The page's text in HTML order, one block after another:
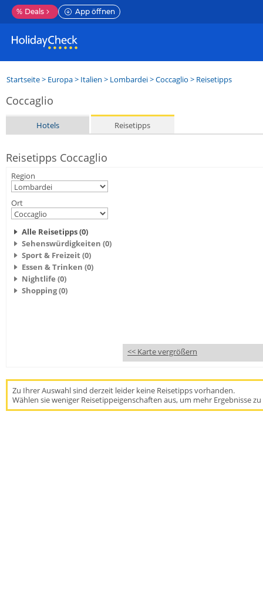
% Deals App öffnen
Startseite> Europa> Italien > Lombardei>Coccaglio > Reisetipps
Coccaglio
Hotels Reisetipps
Reisetipps Coccaglio
Region
Ort
Alle Reisetipps (0)
Sehenswürdigkeiten (0)
Sport & Freizeit (0)
Essen & Trinken (0)
Nightlife (0)
Shopping (0)
<< Karte vergrößern
Zu Ihrer Auswahl sind derzeit leider keine Reisetipps vorhanden.
Wählen sie weniger Reisetippeigenschaften aus, um mehr Ergebnisse